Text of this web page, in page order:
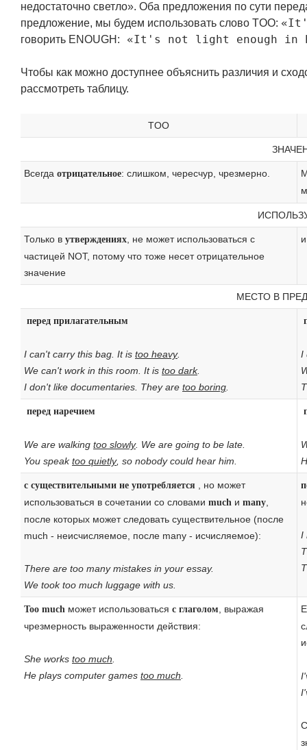
недостаточно светло». Оба предложения по сути
предложение, мы будем использовать слово TOO:
говорить ENOUGH: «It's not light enough in
Чтобы как можно доступнее объяснить различия и
рассмотреть таблицу.
TOO
Всегда отрицательное: слишком, чересчур, чрезмерно.
Только в утверждениях , не может использоваться с
частицей NOT, потому что тоже несет отрицательное
значение
МЕСТО В
перед прилагательным
I can't carry this bag. It is too heavy.
We can't work in this room. It is too dark.
I don't like documentaries. They are too boring
I
перед наречием
We are walking too slowly. We are going to be late.
You speaktoo quietly, so nobody could hear him.
с существительными не употребляется , но может
использоваться в сочетании со словами much и many
после которых может следовать существительное (после
much - неисчисляемое, после many - исчисляемое):
There are too many mistakes in your essay.
We took too much luggage with us.
I
Too much может использоваться с глаголом , выражая
чрезмерность выраженности действия:
She works too much
He plays computer games too much